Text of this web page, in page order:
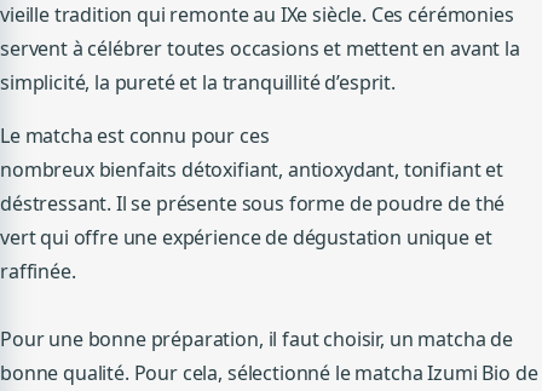
vieille tradition qui remonte au IXe siècle. Ces cérémonies
servent à célébrer toutes occasions et mettent en avant la
simplicité, la pureté et la tranquillité d’esprit.
Le matcha est connu pour ces
nombreux bienfaits détoxifiant, antioxydant, tonifiant et
déstressant. Il se présente sous forme de poudre de thé
vert qui offre une expérience de dégustation unique et
raffinée.
Pour une bonne préparation, il faut choisir, un matcha de
bonne qualité. Pour cela, sélectionné le matchaIzumi Bio de